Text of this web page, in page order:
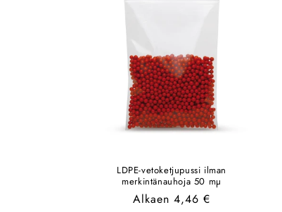
LDPE-vetoketjupussi ilman
merkintänauhoja 50 mµ
Normaalihinta
Alkaen 4,46 €